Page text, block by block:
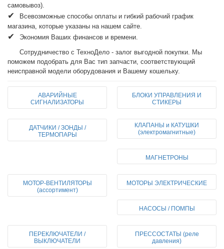
самовывоз).
✔
Всевозможные способы оплаты и гибкий рабочий график
магазина, которые указаны на нашем сайте.
✔
Экономия Ваших финансов и времени.
поможем подобрать для Вас тип запчасти, соответствующий
неисправной модели оборудования и Вашему кошельку.
АВАРИЙНЫЕ
СИГНАЛИЗАТОРЫ
БЛОКИ УПРАВЛЕНИЯ И
СТИКЕРЫ
ДАТЧИКИ / ЗОНДЫ /
ТЕРМОПАРЫ
КЛАПАНЫ и КАТУШКИ
(электромагнитные)
МАГНЕТРОНЫ
МОТОР-ВЕНТИЛЯТОРЫ
(ассортимент)
МОТОРЫ ЭЛЕКТРИЧЕСКИЕ
НАСОСЫ / ПОМПЫ
ПЕРЕКЛЮЧАТЕЛИ /
ВЫКЛЮЧАТЕЛИ
ПРЕССОСТАТЫ (реле
давления)